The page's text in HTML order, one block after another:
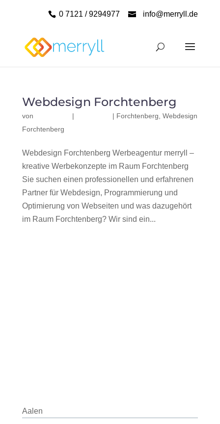
0 7121 / 9294977 info@merryll.de
Webdesign Forchtenberg
von | | Forchtenberg Webdesign
Forchtenberg
Webdesign Forchtenberg Werbeagentur merryll –
kreative Werbekonzepte im Raum Forchtenberg
Sie suchen einen professionellen und erfahrenen
Partner für Webdesign, Programmierung und
Optimierung von Webseiten und was dazugehört
im Raum Forchtenberg? Wir sind ein...
Aalen